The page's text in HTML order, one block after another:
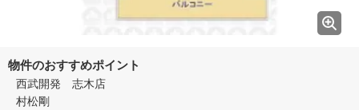
物件のおすすめポイント
西武開発 志木店
村松剛